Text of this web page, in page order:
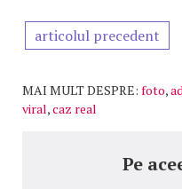
articolul precedent
MAI MULT DESPRE: foto,
viral,caz real
Pe